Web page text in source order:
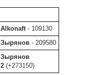
Alkonaft - 109130
Зырянов - 209580
Зырянов
2 (+273150)